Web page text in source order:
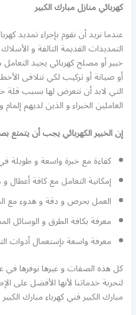
كهربائي منازل مبارك الكبير
عندما نريد أن نقوم بإجراء تمديد
التمديدات القديمة التالفة و
خبير أو مصلح كهربائي يجيد
أو صيانة أو تركيب لكي نتلافى
التي لابد أن نتعرض لها بسبب قلة
العاملين الخبراء و الذين لديهم
إن الخبير الكهربائي يجب أن يتمتع
كفاءة مع خبرة واسعة و طويلة
إمكانية التعامل مع كافة أعطال
العمل بحرص و دقة و هدوء مع
معرفة بكافة الطرق و الوسائل
معرفة واسعة بإستعمال أدوات
كل هذه الصفات و غيرها نوفرها
لتجربة خدماتنا لأنها الأفضل على
مبارك الكبير فني كهرباء مبارك الكبير